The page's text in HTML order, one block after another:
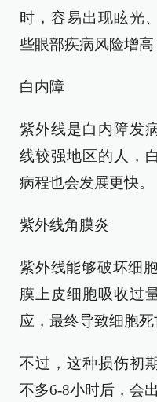
时，容易出现眩光
些眼部疾病风险增高
白内障
紫外线是白内障发
线较强地区的人，
病程也会发展更快。
紫外线角膜炎
紫外线能够破坏细
膜上皮细胞吸收过
应，最终导致细胞死
不过，这种损伤初
不多6-8小时后，会